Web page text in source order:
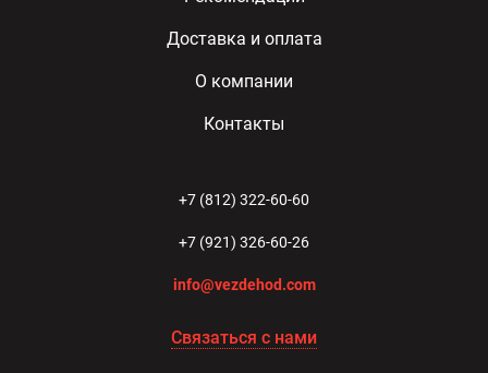
Доставка и оплата
О компании
Контакты
+7 (812) 322-60-60
+7 (921) 326-60-26
info@vezdehod.com
Связаться с нами